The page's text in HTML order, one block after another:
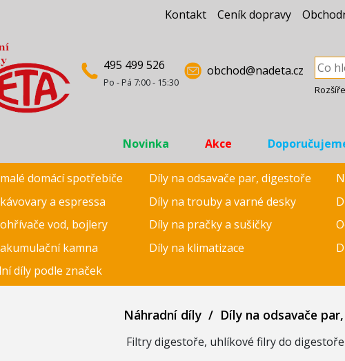
Kontakt Ceník dopravy
495 499 526
Po - Pá 7:00 - 15:30
obchod@nadeta.cz
Novinka Akce
domácí spotřebiče Díly na odsavače par, digestoře
a espressa
Díly na trouby a varné desky
vod, bojlery
Díly na pračky a sušičky
kamna
Díly na klimatizace
díly podle značek
Náhradní díly / Díly na odsavače
Filtry digestoře, uhlíkové filry do